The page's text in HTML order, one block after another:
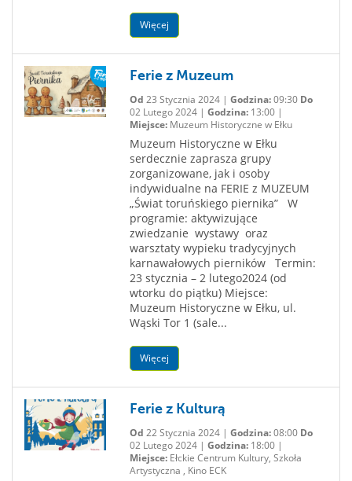
Więcej
Ferie z Muzeum
Od 23 Stycznia 2024 | Godzina:09:30 Do
02 Lutego 2024 | Godzina:13:00 |
Miejsce:Muzeum Historyczne w Ełku
Muzeum Historyczne w Ełku
serdecznie zaprasza grupy
zorganizowane, jak i osoby
indywidualne na FERIE z MUZEUM
„Świat toruńskiego piernika” W
programie: aktywizujące
zwiedzanie wystawy oraz
warsztaty wypieku tradycyjnych
karnawałowych pierników Termin:
23 stycznia – 2 lutego2024 (od
wtorku do piątku) Miejsce:
Muzeum Historyczne w Ełku, ul.
Wąski Tor 1 (sale...
Więcej
Ferie z Kulturą
Od 22 Stycznia 2024 | Godzina:08:00 Do
02 Lutego 2024 | Godzina:18:00 |
Miejsce:Ełckie Centrum Kultury, Szkoła
Artystyczna , Kino ECK